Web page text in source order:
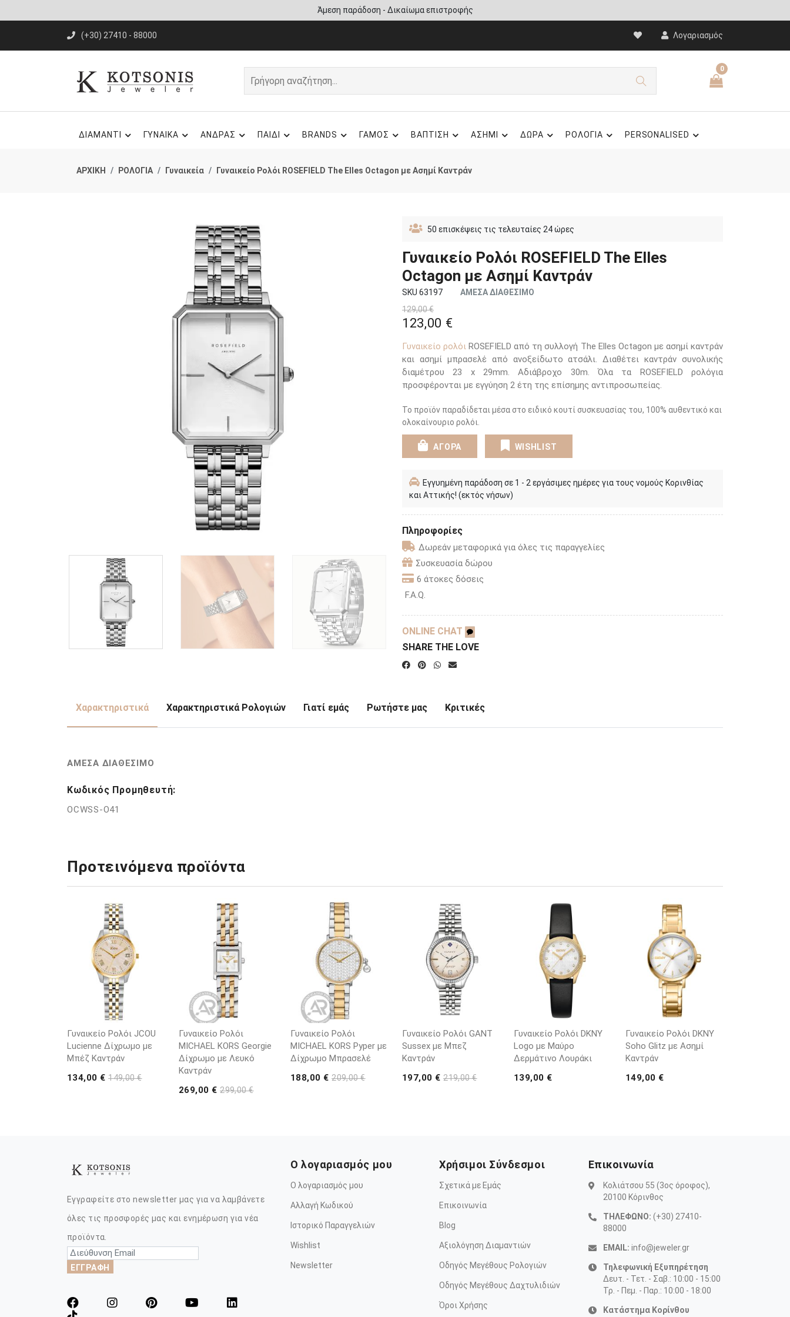
Άμεση παράδοση - Δικαίωμα επιστροφής
(+30) 27410 - 88000 Λογαριασμός
0
ΔΙΑΜΑΝΤΙ ΓΥΝΑΙΚΑ ΑΝΔΡΑΣ ΠΑΙΔΙ BRANDS ΓΑΜΟΣ ΒΑΠΤΙΣΗ ΑΣΗΜΙ ΔΩΡΑ ΡΟΛΟΓΙΑ PERSONALISED
ΑΡΧΙΚΗ ΡΟΛΟΓΙΑ Γυναικεία Γυναικείο Ρολόι ROSEFIELD The Elles Octagon με Ασημί Καντράν
50 επισκέψεις τις τελευταίες 24 ώρες
Γυναικείο Ρολόι ROSEFIELD The Elles
Octagon με Ασημί Καντράν
SKU 63197
ΑΜΕΣΑ ΔΙΑΘΕΣΙΜΟ
129,00 €
123,00 €
Γυναικείο ρολόι ROSEFIELD από τη συλλογή The Elles Octagon με ασημί καντράν
και ασημί μπρασελέ από ανοξείδωτο ατσάλι. Διαθέτει καντράν συνολικής
διαμέτρου 23 x 29mm. Αδιάβροχο 30m. Όλα τα ROSEFIELD ρολόγια
προσφέρονται με εγγύηση 2 έτη της επίσημης αντιπροσωπείας.
Το προϊόν παραδίδεται μέσα στο ειδικό κουτί συσκευασίας του, 100% αυθεντικό και
ολοκαίνουριο ρολόι.
ΑΓΟΡΑ WISHLIST
Εγγυημένη παράδοση σε 1 - 2 εργάσιμες ημέρες για τους νομούς Κορινθίας
και Αττικής! (εκτός νήσων)
Πληροφορίες
Δωρεάν μεταφορικά για όλες τις παραγγελίες
Συσκευασία δώρου
6 άτοκες δόσεις
F.A.Q.
ONLINE CHAT
SHARE THE LOVE
Χαρακτηριστικά Χαρακτηριστικά Ρολογιών Γιατί εμάς Ρωτήστε μας Κριτικές
ΑΜΕΣΑ ΔΙΑΘΕΣΙΜΟ
Κωδικός Προμηθευτή:
OCWSS-O41
Προτεινόμενα προϊόντα
Γυναικείο Ρολόι JCOU
Lucienne Δίχρωμο με
Μπέζ Καντράν
134,00 €149,00 €
Γυναικείο Ρολόι
MICHAEL KORS Georgie
Δίχρωμο με Λευκό
Καντράν
269,00 €299,00 €
Γυναικείο Ρολόι
MICHAEL KORS Pyper με
Δίχρωμο Μπρασελέ
188,00 €209,00 €
Γυναικείο Ρολόι GANT
Sussex με Μπεζ
Καντράν
197,00 €219,00 €
Γυναικείο Ρολόι DKNY
Logo με Μαύρο
Δερμάτινο Λουράκι
139,00 €
Γυναικείο Ρολόι DKNY
Soho Glitz με Ασημί
Καντράν
149,00 €
Εγγραφείτε στο newsletter μας για να λαμβάνετε
όλες τις προσφορές μας και ενημέρωση για νέα
προϊόντα.
ΕΓΓΡΑΦΗ
Ο λογαριασμός μου
Ο λογαριασμός μου
Αλλαγή Κωδικού
Ιστορικό Παραγγελιών
Wishlist
Newsletter
Χρήσιμοι Σύνδεσμοι
Σχετικά με Εμάς
Επικοινωνία
Blog
Αξιολόγηση Διαμαντιών
Οδηγός Μεγέθους Ρολογιών
Οδηγός Μεγέθους Δαχτυλιδιών
Όροι Χρήσης
Επικοινωνία
Κολιάτσου 55 (3ος όροφος),
20100 Κόρινθος
ΤΗΛΕΦΩΝΟ: (+30) 27410-
88000
EMAIL: info@jeweler.gr
Τηλεφωνική Εξυπηρέτηση
Δευτ. - Τετ. - Σαβ.: 10:00 - 15:00
Τρ. - Πεμ. - Παρ.: 10:00 - 18:00
Κατάστημα Κορίνθου